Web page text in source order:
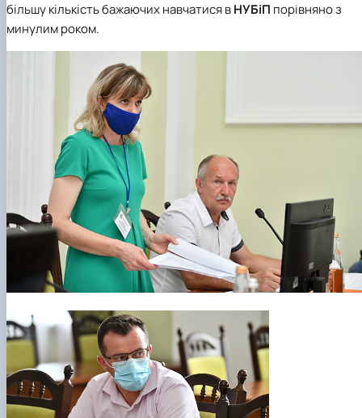
більшу кількість бажаючих навчатися вНУБіП порівняно з
минулим роком.